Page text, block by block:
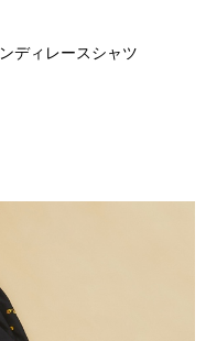
ディレースシャツ